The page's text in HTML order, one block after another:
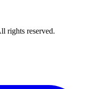
rights reserved.